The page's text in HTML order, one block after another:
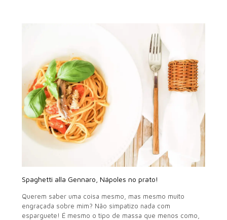
Spaghetti alla Gennaro, Nápoles no prato!
Querem saber uma coisa mesmo, mas mesmo muito
engraçada sobre mim? Não simpatizo nada com
esparguete! É mesmo o tipo de massa que menos como,